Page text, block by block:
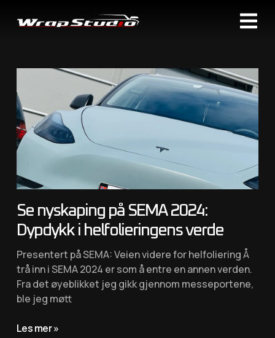
Se nyskaping på SEMA 2024:
Dypdykk i helfolieringens verde
Presentert på SEMA: Veien videre for helfoliering Å
trå inn i SEMA 2024 er som å entre en annen verden.
Fra det øyeblikket jeg gikk gjennom messeportene,
ble jeg møtt
Les mer »